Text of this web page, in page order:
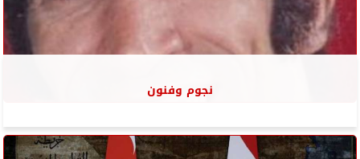
نجوم وفنون